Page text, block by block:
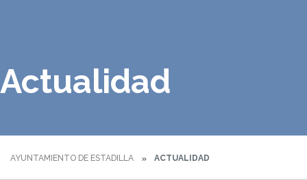
Actualidad
AYUNTAMIENTO DE ESTADILLA ACTUALIDAD